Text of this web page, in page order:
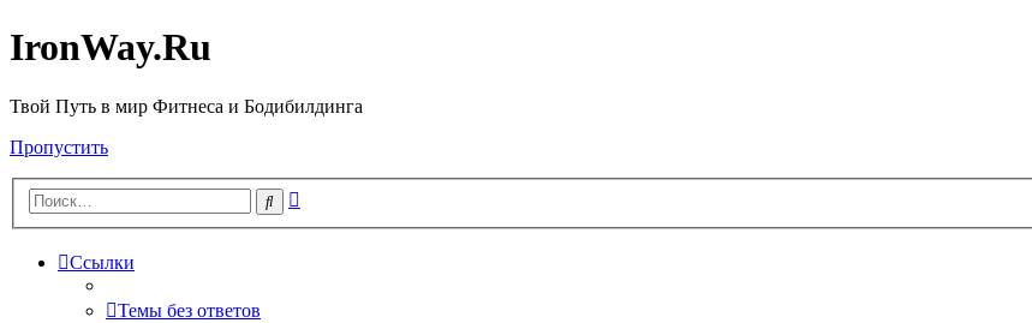
IronWay.Ru
Твой Путь в мир Фитнеса и Бодибилдинга
Пропустить
Поиск
Ссылки
Темы без ответов